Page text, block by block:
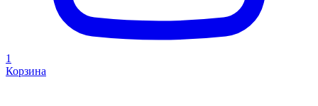
1
Корзина